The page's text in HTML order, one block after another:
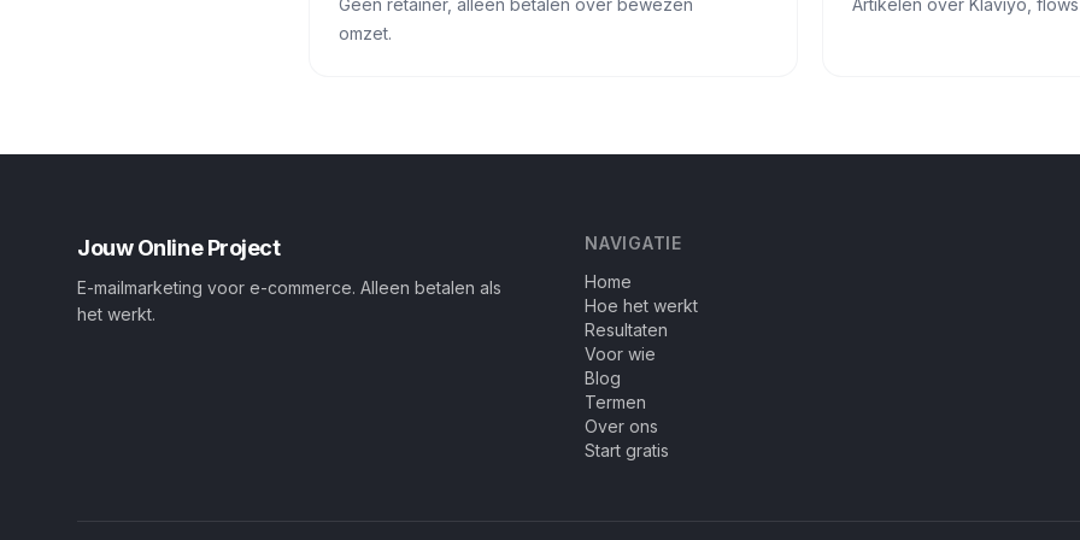
Geen retainer, alleen betalen over bewezen
omzet.
Artikelen over Klaviyo,
Jouw Online Project
E-mailmarketing voor e-commerce. Alleen betalen als
het werkt.
NAVIGATIE
Home
Hoe het werkt
Resultaten
Voor wie
Blog
Termen
Over ons
Start gratis